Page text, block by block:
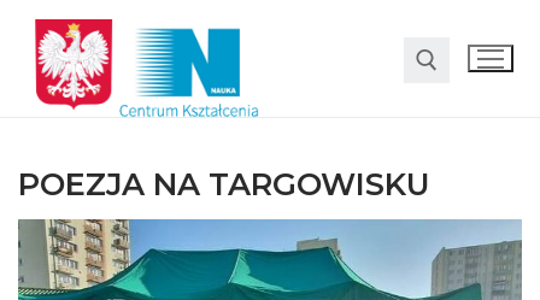
POEZJA NA TARGOWISKU